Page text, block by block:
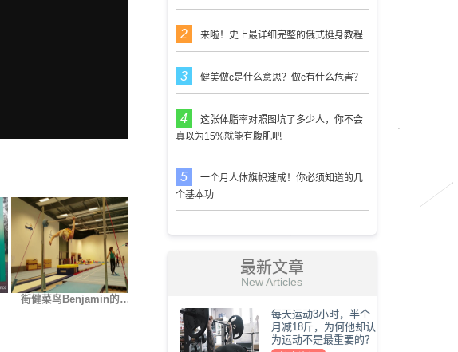
街健菜鸟Benjamin的…
来啦！史上最详细完整的俄式挺身教程
健美做c是什么意思？做c有什么危害？
这张体脂率对照图坑了多少人，你不会
真以为15%就能有腹肌吧
一个月人体旗帜速成！你必须知道的几
个基本功
最新文章
New Articles
每天运动3小时，半个
月减18斤，为何他却认
为运动不是最重要的？